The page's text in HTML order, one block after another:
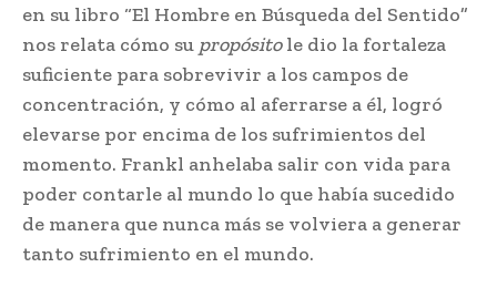
en su libro “El Hombre en Búsqueda del Sentido”
nos relata cómo su propósitole dio la fortaleza
suficiente para sobrevivir a los campos de
concentración, y cómo al aferrarse a él, logró
elevarse por encima de los sufrimientos del
momento. Frankl anhelaba salir con vida para
poder contarle al mundo lo que había sucedido
de manera que nunca más se volviera a generar
tanto sufrimiento en el mundo.